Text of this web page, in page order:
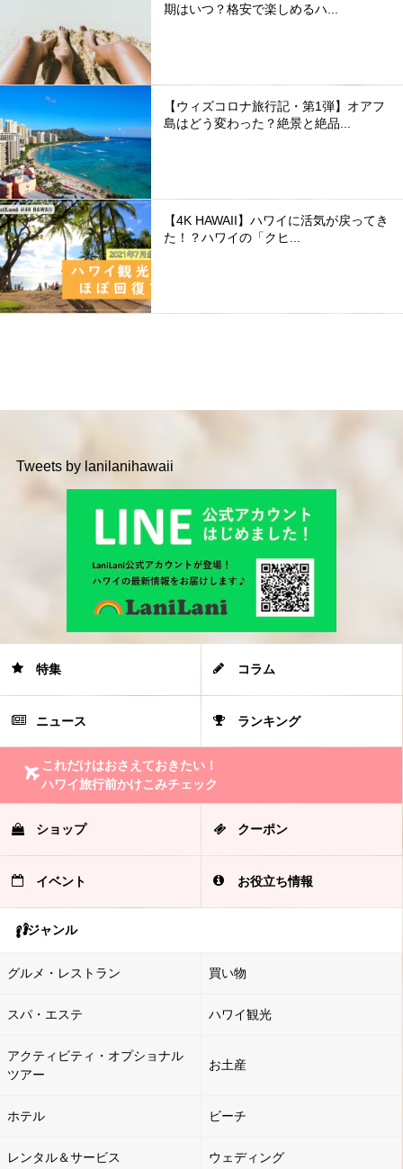
期はいつ？格安で楽しめるハ...
【ウィズコロナ旅行記・第1弾】オアフ
島はどう変わった？絶景と絶品...
【4K HAWAII】ハワイに活気が戻ってき
た！？ハワイの「クヒ...
Tweets by lanilanihawaii
特集 コラム
ニュース ランキング
これだけはおさえておきたい！
ハワイ旅行前かけこみチェック
ショップ クーポン
イベント お役立ち情報
ジャンル
グルメ・レストラン 買い物
スパ・エステ ハワイ観光
アクティビティ・オプショナル
ツアー
お土産
ホテル ビーチ
レンタル＆サービス ウェディング